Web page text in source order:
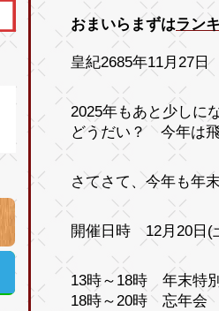
おまいらまずはラン
皇紀2685年11月27日
2025年もあと少しに
どうだい？ 今年は
さてさて、今年も年
開催日時 12月20
13時～18時 年末特
18時～20時 忘年会